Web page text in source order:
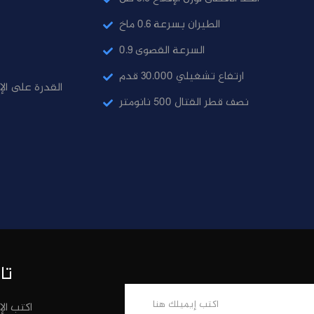
القدرة على
الطيران بسرعة 0.6 ماخ
0.9 السرعة القصوى
ارتفاع تشغيلي 30.000 قدم
نصف قطر القتال 500 نانومتر
اكتب